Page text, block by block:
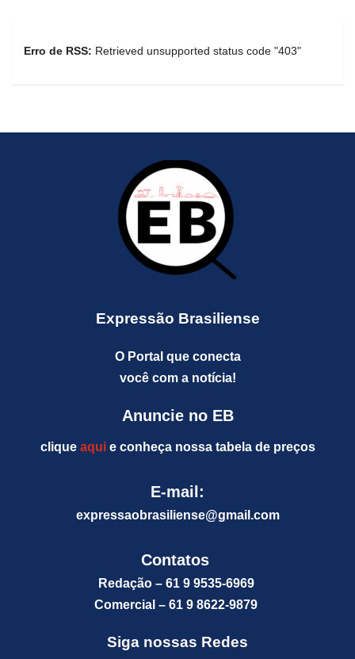
Erro de RSS: Retrieved unsupported status code "403"
Expressão Brasiliense
O Portal que conecta
você com a notícia!
Anuncie no EB
clique aquie conheça nossa tabela de preços
E-mail:
expressaobrasiliense@gmail.com
Contatos
Redação – 61 9 9535-6969
Comercial – 61 9 8622-9879
Siga nossas Redes